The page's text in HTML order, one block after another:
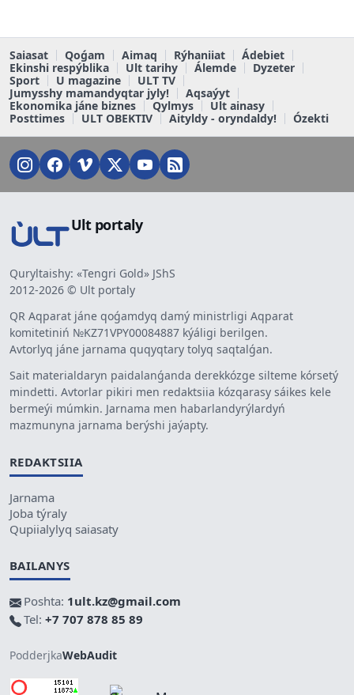
Saiasat Qoǵam Aimaq Rýhaniiat
Ádebiet
Ekinshi respýblika
Ult tarihy Álemde
Dyzeter
Sport
U magazine
ULT TV
Jumysshy mamandyqtar jyly!
Aqsaýyt
Ekonomika jáne biznes
Qylmys
Ult ainasy
Posttimes
ULT OBEKTIV Aityldy - oryndaldy! Ózekti
Ult portaly
Quryltaishy: «Tengri Gold» JShS
2012-2026 © Ult portaly
QR Aqparat jáne qoǵamdyq damý ministrligi Aqparat
komitetiniń №KZ71VPY00084887 kýáligi berilgen.
Avtorlyq jáne jarnama quqyqtary tolyq saqtalǵan.
Sait materialdaryn paidalanǵanda derekkózge silteme kórsetý
mindetti. Avtorlar pikiri men redaktsiia kózqarasy sáikes kele
bermeýi múmkin. Jarnama men habarlandyrýlardyń
mazmunyna jarnama berýshi jaýapty.
REDAKTSIIA
Jarnama
Joba týraly
Qupiialylyq saiasaty
BAILANYS
Poshta: 1ult.kz@gmail.com
Tel: +7 707 878 85 89
PodderjkaWebAudit